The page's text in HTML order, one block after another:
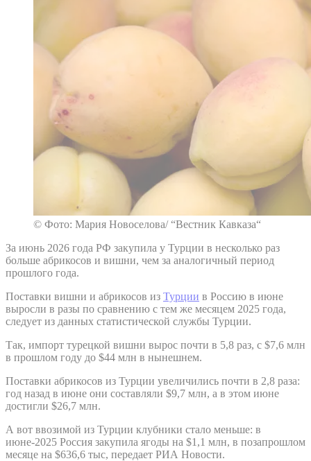
© Фото: Мария Новоселова/ “Вестник Кавказа“
За июнь 2026 года РФ закупила у Турции в несколько раз
больше абрикосов и вишни, чем за аналогичный период
прошлого года.
Поставки вишни и абрикосов из Турции в Россию в июне
выросли в разы по сравнению с тем же месяцем 2025 года,
следует из данных статистической службы Турции.
Так, импорт турецкой вишни вырос почти в 5,8 раз, с $7,6 млн
в прошлом году до $44 млн в нынешнем.
Поставки абрикосов из Турции увеличились почти в 2,8 раза:
год назад в июне они составляли $9,7 млн, а в этом июне
достигли $26,7 млн.
А вот ввозимой из Турции клубники стало меньше: в
июне-2025 Россия закупила ягоды на $1,1 млн, в позапрошлом
месяце на $636,6 тыс, передает РИА Новости.